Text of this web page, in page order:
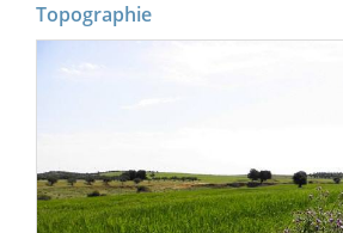
Topographie